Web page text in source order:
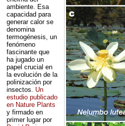
ambiente. Esa
capacidad para
generar calor se
denomina
termogénesis, un
fenómeno
fascinante que
ha jugado un
papel crucial en
la evolución de la
polinización por
insectos. Un
estudio publicado
en Nature Plants
y firmado en
primer lugar por